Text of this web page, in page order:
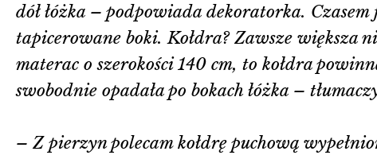
dół łóżka – podpowiada dekoratorka. Czasem
tapicerowane boki. Kołdra? Zawsze większa
materac o szerokości 140 cm, to kołdra
swobodnie opadała po bokach łóżka –
– Z pierzyn polecam kołdrę puchową